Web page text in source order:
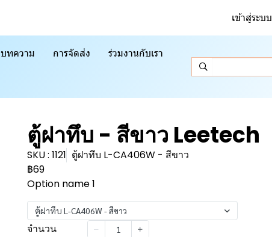
เข้าสู่ระบบ
บทความ การจัดส่ง ร่วมงานกับเรา
ตู้ฝาทึบ - สีขาว Leetech
SKU : 1121 ตู้ฝาทึบ L-CA406W - สีขาว
฿69
Option name 1
ตู้ฝาทึบ L-CA406W - สีขาว
จำนวน